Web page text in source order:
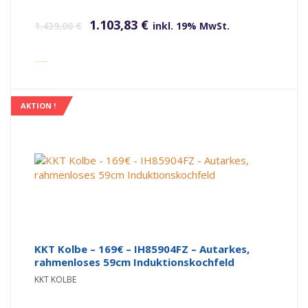
1.439,00€ 1.103,83 € inkl. 19% MwSt.
AKTION !
KKT Kolbe – 169€ – IH85904FZ – Autarkes,
rahmenloses 59cm Induktionskochfeld
KKT KOLBE